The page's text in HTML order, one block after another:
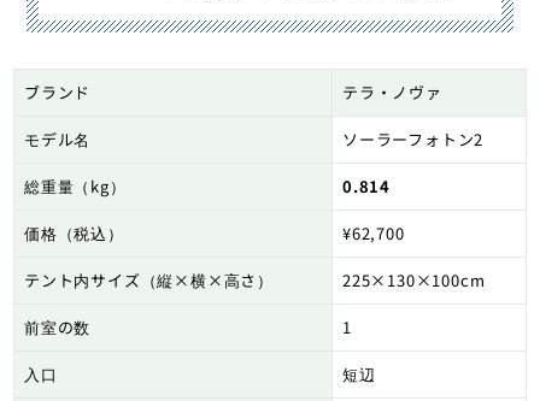
849gという軽量さ。他｜2人用テント
トン2』の使い心地をレビュー｜登山・
トレラン・山スキーマガジン「山旅
旅」の「テント・シェルター」（山の
モノ｜登山ギア｜テント泊装備）カテ
ゴリの記事ページです。
ブランド テラ・ノヴァ
モデル名 ソーラーフォトン2
総重量（kg） 0.814
価格（税込） ¥62,700
テント内サイズ（縦×横×高さ） 225×130×100cm
前室の数 1
入口 短辺